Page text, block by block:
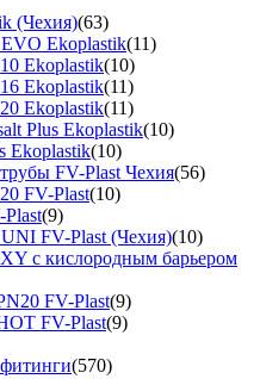
(Чехия)(63)
Ekoplastik(11)
Ekoplastik(10)
Ekoplastik(11)
Ekoplastik(11)
Plus Ekoplastik(10)
Ekoplastik(10)
FV-Plast Чехия(56)
FV-Plast(10)
(9)
FV-Plast (Чехия)(10)
с кислородным барьером
FV-Plast(9)
FV-Plast(9)
(570)